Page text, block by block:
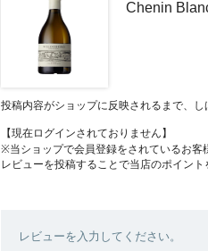
Chenin
投稿内容がショップに反映されるまで、し
【現在ログインされておりません】
※当ショップで会員登録をされているお客
レビューを投稿することで当店のポイント
レビューを入力してください。